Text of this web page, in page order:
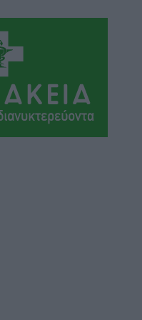
Πάρο αλλά ο
τις έρευνες